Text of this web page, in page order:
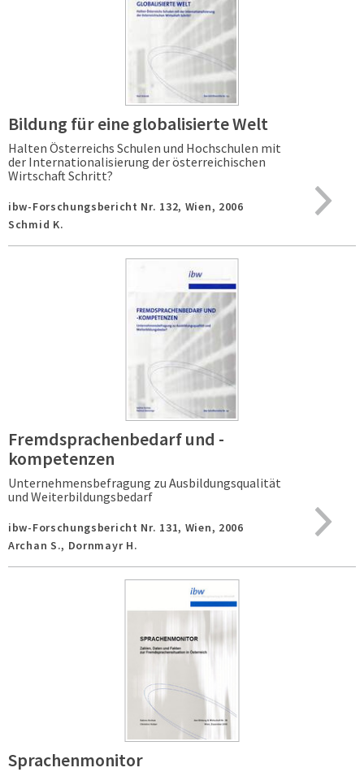
Bildung für eine globalisierte Welt
Halten Österreichs Schulen und Hochschulen mit
der Internationalisierung der österreichischen
Wirtschaft Schritt?
ibw-Forschungsbericht Nr. 132, Wien, 2006
Schmid K.
Fremdsprachenbedarf und -
kompetenzen
Unternehmensbefragung zu Ausbildungsqualität
und Weiterbildungsbedarf
ibw-Forschungsbericht Nr. 131, Wien, 2006
Archan S., Dornmayr H.
Sprachenmonitor